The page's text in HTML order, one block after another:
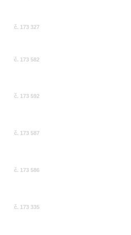
č. 173 327
č. 173 582
č. 173 592
č. 173 587
č. 173 586
č. 173 335